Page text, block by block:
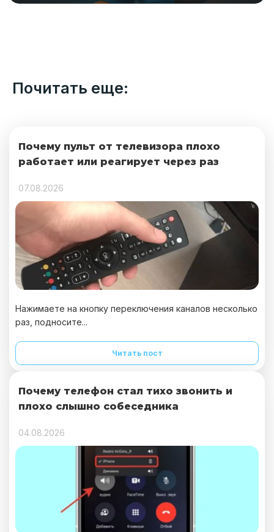
Почитать еще:
Почему пульт от телевизора плохо
работает или реагирует через раз
07.08.2026
Нажимаете на кнопку переключения каналов несколько
раз, подносите...
Читать пост
Почему телефон стал тихо звонить и
плохо слышно собеседника
04.08.2026